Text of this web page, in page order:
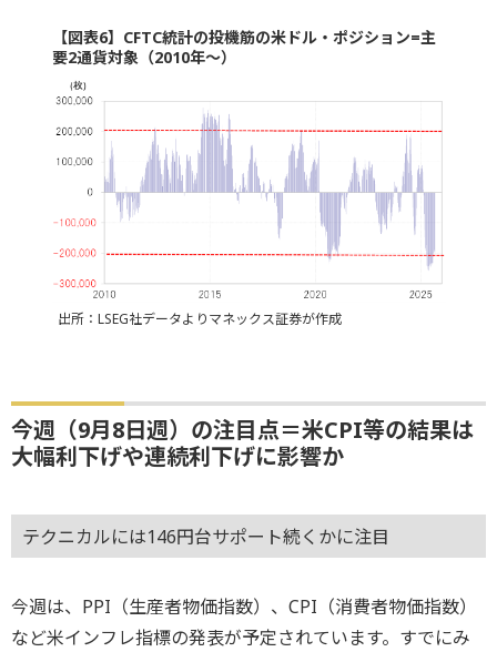
【図表6】CFTC統計の投機筋の米ドル・ポジション=主
要2通貨対象（2010年～）
出所：LSEG社データよりマネックス証券が作成
今週（9月8日週）の注目点＝米CPI等の結果は
大幅利下げや連続利下げに影響か
テクニカルには146円台サポート続くかに注目
今週は、PPI（生産者物価指数）、CPI（消費者物価指数）
など米インフレ指標の発表が予定されています。すでにみ